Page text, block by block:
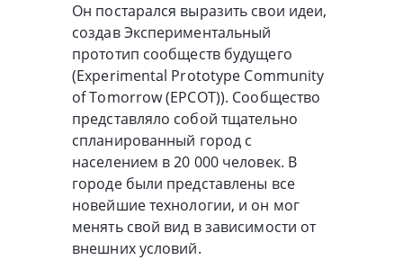
Он постарался выразить свои идеи,
создав Экспериментальный
прототип сообществ будущего
(Experimental Prototype Community
of Tomorrow (EPCOT)). Сообщество
представляло собой тщательно
спланированный город с
населением в 20 000 человек. В
городе были представлены все
новейшие технологии, и он мог
менять свой вид в зависимости от
внешних условий.